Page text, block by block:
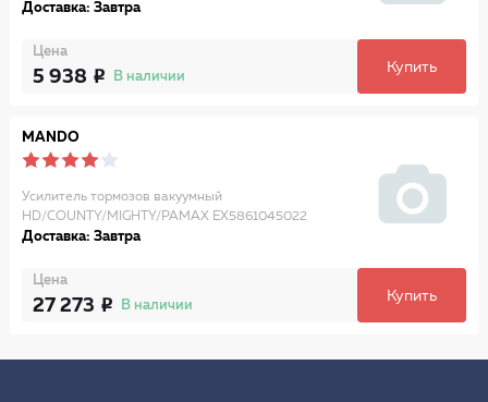
Доставка: Завтра
Цена
5 938 В наличии
Купить
MANDO
Усилитель тормозов вакуумный
HD/COUNTY/MIGHTY/PAMAX EX5861045022
Доставка: Завтра
Цена
27 273 В наличии
Купить